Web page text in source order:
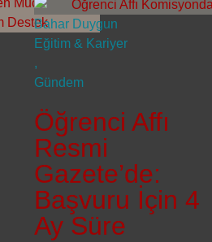
Bahar Duygun
Eğitim & Kariyer
,
Gündem
Öğrenci Affı
Resmi
Gazete’de:
Başvuru İçin 4
Ay Süre